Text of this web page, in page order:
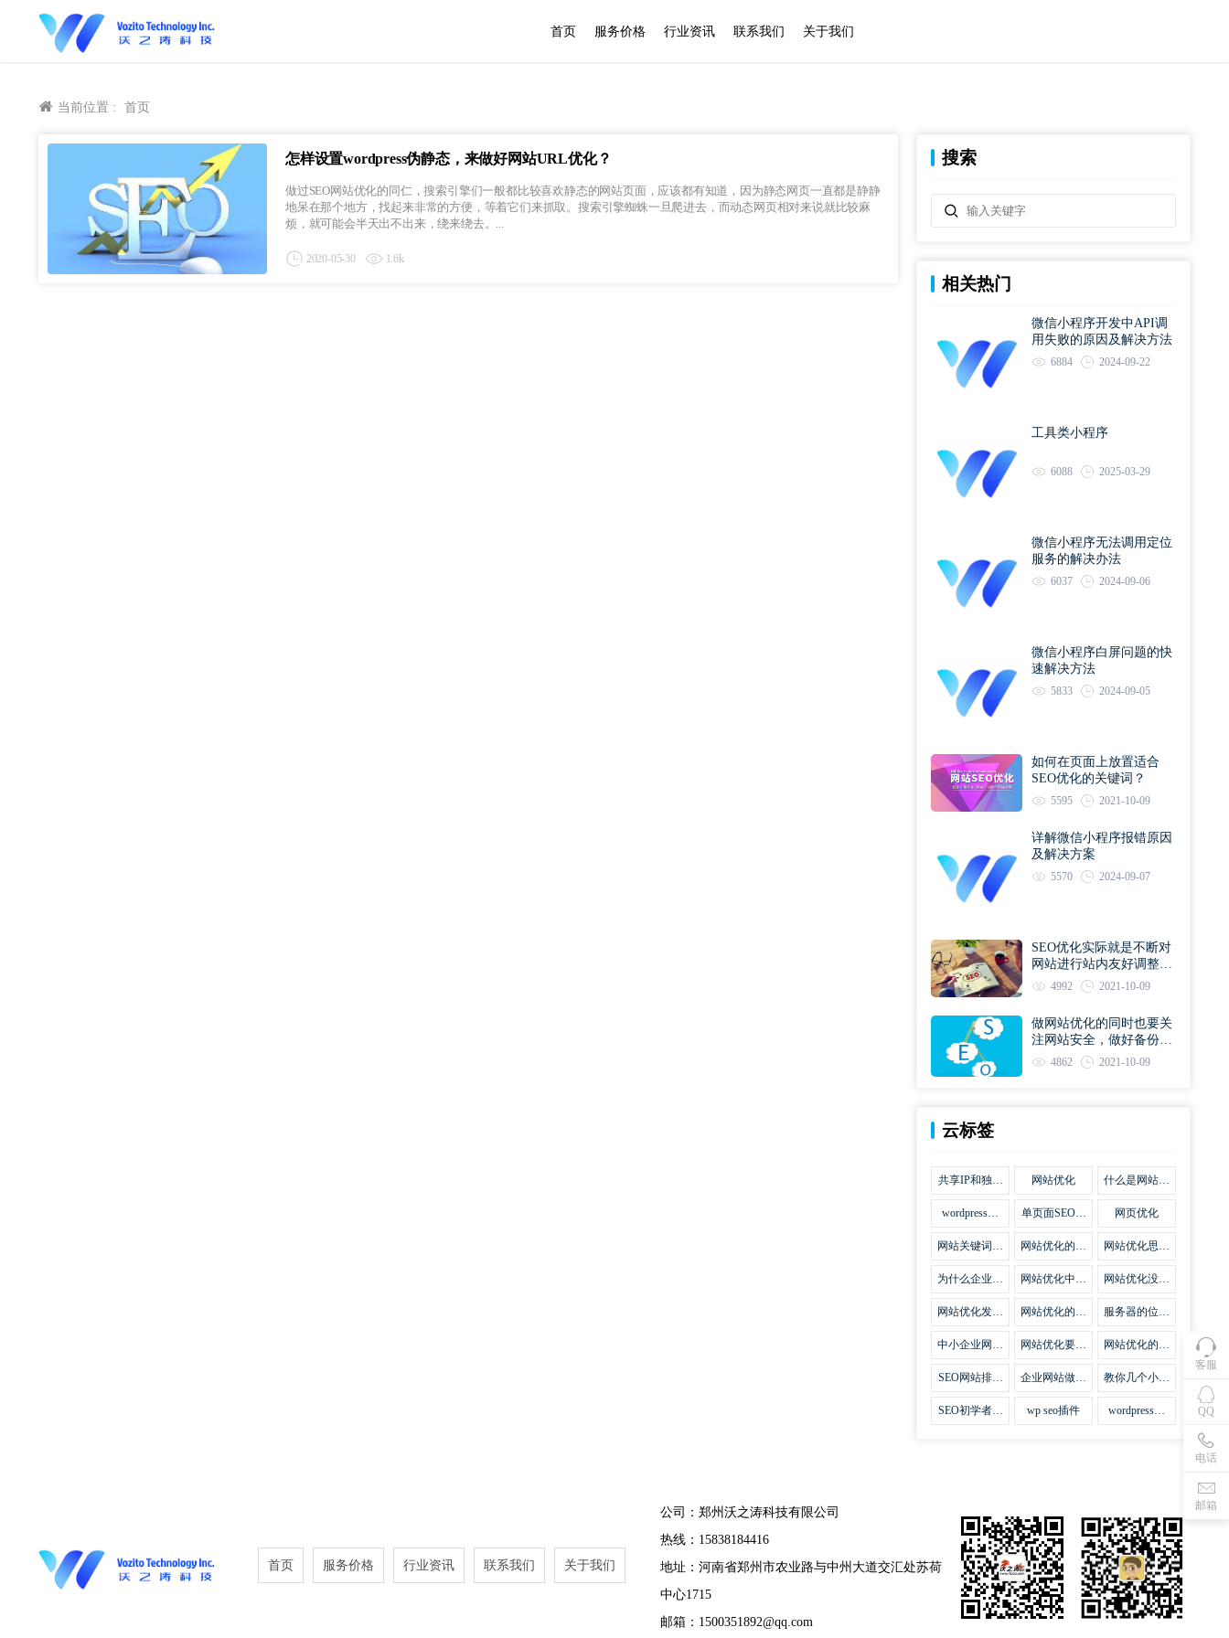
首页 服务价格 行业资讯 联系我们 关于我们
当前位置 : 首页
搜索
相关热门
微信小程序开发中API调
用失败的原因及解决方法
6884 2024-09-22
工具类小程序
6088 2025-03-29
微信小程序无法调用定位
服务的解决办法
6037 2024-09-06
微信小程序白屏问题的快
速解决方法
5833 2024-09-05
如何在页面上放置适合
SEO优化的关键词？
5595 2021-10-09
详解微信小程序报错原因
及解决方案
5570 2024-09-07
SEO优化实际就是不断对
网站进行站内友好调整直
到符合优化规则
4992 2021-10-09
做网站优化的同时也要关
注网站安全，做好备份工
作 4862 2021-10-09
云标签
共享IP和独立
网站优化
什么是网站优
wordpress网
集插件
单页面SEO网
网页优化
网站关键词优
么
网站优化的误
网站优化思路
要
为什么企业网
网站SEO优
网站优化中关
干问题
网站优化没有
味道
网站优化发挥
网站优化的费
服务器的位置
影响
中小企业网站
法
网站优化要不
网站优化的逆
SEO网站排名
法宝
企业网站做好
势
教你几个小技
页优化
SEO初学者，
wp seo插件
wordpress插
怎样设置wordpress伪静态，来做好网站URL优化？
做过SEO网站优化的同仁，搜索引擎们一般都比较喜欢静态的网站页面，应该都有知道，因为静态网页一直都是静静
地呆在那个地方，找起来非常的方便，等着它们来抓取。搜索引擎蜘蛛一旦爬进去，而动态网页相对来说就比较麻
烦，就可能会半天出不出来，绕来绕去。...
2020-05-30 1.6k
客服
QQ
电话
邮箱
首页 服务价格 行业资讯 联系我们 关于我们
公司：郑州沃之涛科技有限公司
热线：15838184416
地址：河南省郑州市农业路与中州大道交汇处苏荷
中心1715
邮箱：1500351892@qq.com